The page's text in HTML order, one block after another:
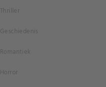
Thriller
Geschiedenis
Romantiek
Horror